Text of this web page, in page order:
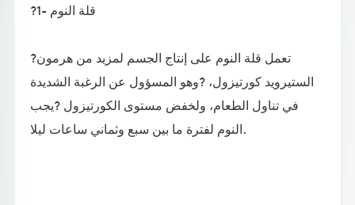
?1- قلة النوم
?تعمل قلة النوم على إنتاج الجسم لمزيد من هرمون
الستيرويد كورتيزول، ?وهو المسؤول عن الرغبة الشديدة
في تناول الطعام، ولخفض مستوى الكورتيزول ?يجب
النوم لفترة ما بين سبع وثماني ساعات ليلا.